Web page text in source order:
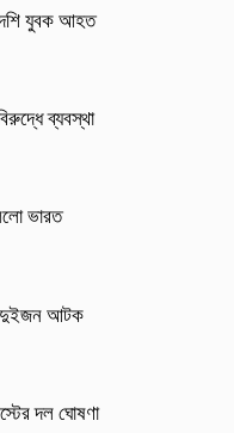
যুবক আহত
ব্যবস্থা
ভারত
দুইজন আটক
দল ঘোষণা